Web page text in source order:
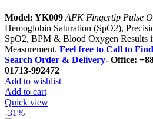
Model: YK009 AFK Fingertip Pulse
Hemoglobin Saturation (SpO2),
SpO2, BPM & Blood Oxygen Results
Measurement. Feel free to Call to
Search Order & Delivery- Office:
01713-992472
Add to wishlist
Add to cart
Quick view
-31%